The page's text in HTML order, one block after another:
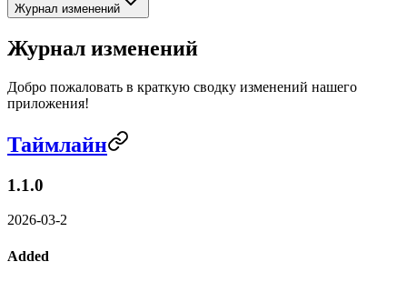
Журнал изменений
Журнал изменений
Добро пожаловать в краткую сводку изменений нашего
приложения!
Таймлайн
1.1.0
2026-03-2
Added